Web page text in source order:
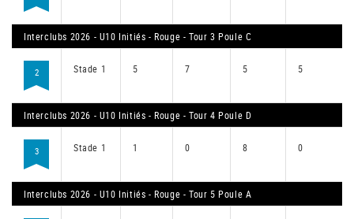
Interclubs 2026 - U10 Initiés - Rouge - Tour 3 Poule C
2 Stade 1 5 7 5 5
Interclubs 2026 - U10 Initiés - Rouge - Tour 4 Poule D
3 Stade 1 1 0 8 0
Interclubs 2026 - U10 Initiés - Rouge - Tour 5 Poule A